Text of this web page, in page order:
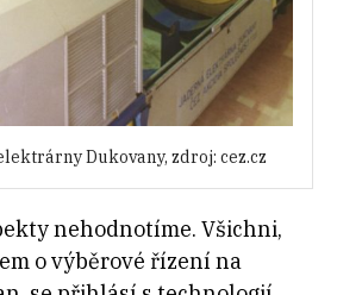
Dukovany, zdroj: cez.cz
nehodnotíme. Všichni,
o výběrové řízení na